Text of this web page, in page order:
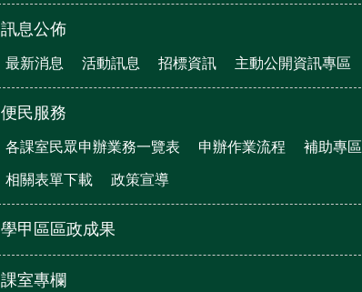
訊息公佈
最新消息 活動訊息 招標資訊 主動公開資訊專區
便民服務
各課室民眾申辦業務一覽表 申辦作業流程 補助專區
相關表單下載 政策宣導
學甲區區政成果
課室專欄